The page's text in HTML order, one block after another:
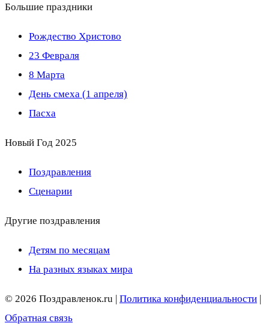
Большие праздники
Рождество Христово
23 Февраля
8 Марта
День смеха (1 апреля)
Пасха
Новый Год 2025
Поздравления
Сценарии
Другие поздравления
Детям по месяцам
На разных языках мира
© 2026 Поздравленок.ru | Политика конфиденциальности |
Обратная связь